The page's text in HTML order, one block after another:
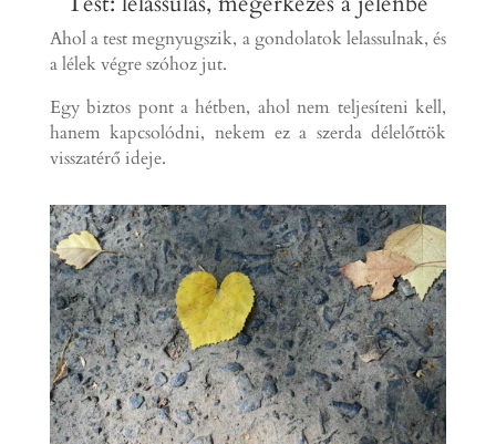
Ahol a test megnyugszik, a gondolatok lelassulnak, és
a lélek végre szóhoz jut.
Egy biztos pont a hétben, ahol nem teljesíteni kell,
hanem kapcsolódni, nekem ez a szerda délelőttök
visszatérő ideje.